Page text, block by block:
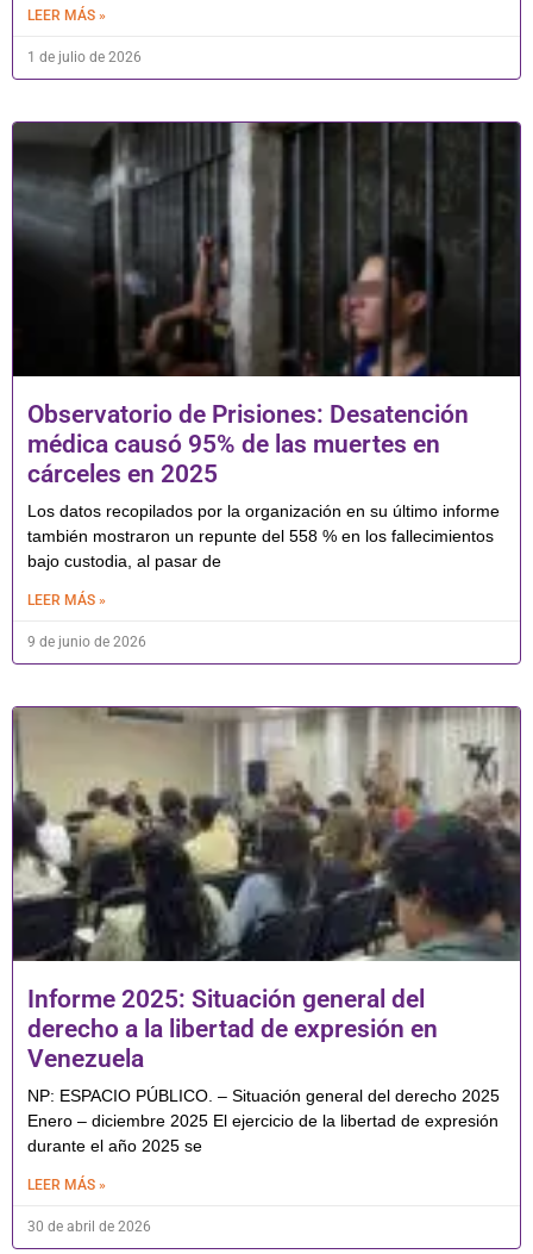
LEER MÁS »
1 de julio de 2026
Observatorio de Prisiones: Desatención
médica causó 95% de las muertes en
cárceles en 2025
Los datos recopilados por la organización en su último informe
también mostraron un repunte del 558 % en los fallecimientos
bajo custodia, al pasar de
LEER MÁS »
9 de junio de 2026
Informe 2025: Situación general del
derecho a la libertad de expresión en
Venezuela
NP: ESPACIO PÚBLICO. – Situación general del derecho 2025
Enero – diciembre 2025 El ejercicio de la libertad de expresión
durante el año 2025 se
LEER MÁS »
30 de abril de 2026